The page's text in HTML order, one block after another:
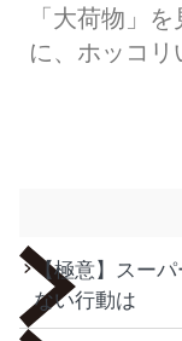
「大荷物」
に、ホッコリ
【極意】スー
ない行動は